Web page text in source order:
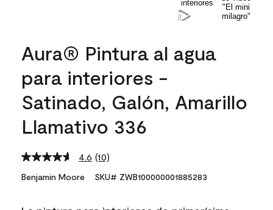
Aura® Pintura al agua
para interiores -
Satinado, Galón, Amarillo
Llamativo 336
4.6 Read
10
Reviews.
(10)
Benjamin Moore SKU# ZWB100000001885283